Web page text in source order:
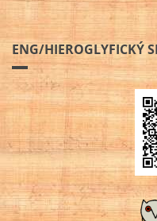
ENG/HIEROGLYFICKÝ